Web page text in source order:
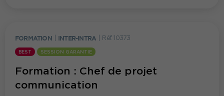
FORMATION INTER-INTRA Réf. 10373
BEST SESSION GARANTIE
Formation : Chef de projet
communication